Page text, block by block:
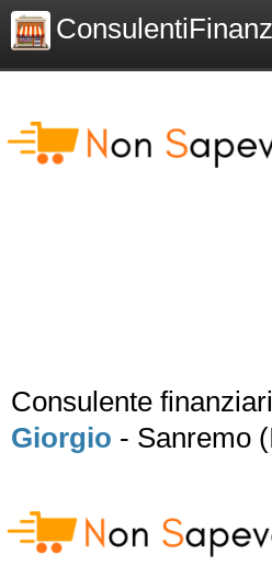
Consulente
Giorgio - Sanremo